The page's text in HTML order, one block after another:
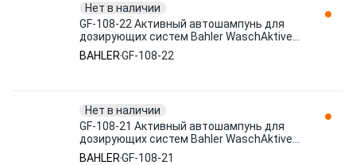
Нет в наличии
GF-108-22 Активный автошампунь для
дозирующих систем Bahler WaschAktive
GF-108 Dosiersystem 20л
BAHLERGF-108-22
Нет в наличии
GF-108-21 Активный автошампунь для
дозирующих систем Bahler WaschAktive
GF-108 Dosiersystem 21кг
BAHLERGF-108-21